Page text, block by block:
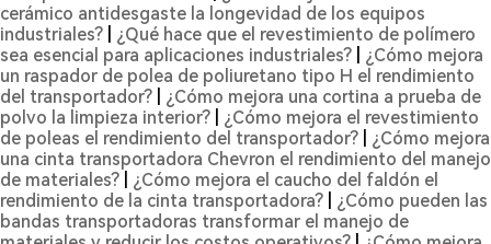
cerámico antidesgaste la longevidad de los equipos
industriales?
¿Qué hace que el revestimiento de polímero
sea esencial para aplicaciones industriales?
¿Cómo mejora
un raspador de polea de poliuretano tipo H el rendimiento
del transportador?
¿Cómo mejora una cortina a prueba de
polvo la limpieza interior?
¿Cómo mejora el revestimiento
de poleas el rendimiento del transportador?
¿Cómo mejora
una cinta transportadora Chevron el rendimiento del manejo
de materiales?
¿Cómo mejora el caucho del faldón el
rendimiento de la cinta transportadora?
¿Cómo pueden las
bandas transportadoras transformar el manejo de